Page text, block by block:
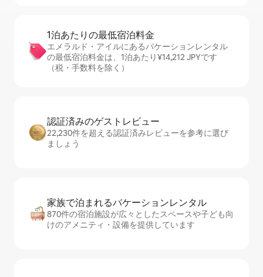
1泊あたりの最⁠低⁠宿⁠泊⁠料⁠金
エメラルド・アイルにあるバケーションレンタル
の最低宿泊料金は、1泊あたり¥14,212 JPYです
（税・手数料を除く）
認証済みのゲ⁠ス⁠ト⁠レ⁠ビ⁠ュ⁠ー
22,230件を超える認証済みレビューを参考に選び
ましょう
家族で泊まれるバ⁠ケ⁠ー⁠シ⁠ョ⁠ンレ⁠ン⁠タ⁠ル
870件の宿泊施設が広々としたスペースや子ども向
けのアメニティ・設備を提供しています